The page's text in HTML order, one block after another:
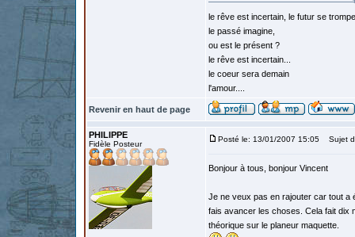
le rêve est incertain, le futur se trompe
le passé imagine,
ou est le présent ?
le rêve est incertain...
le coeur sera demain
l'amour....
Revenir en haut de page
PHILIPPE
Fidèle Posteur
Posté le: 13/01/2007 15:05 Sujet
Bonjour à tous, bonjour Vincent
Je ne veux pas en rajouter car tout a
fais avancer les choses. Cela fait dix
théorique sur le planeur maquette.